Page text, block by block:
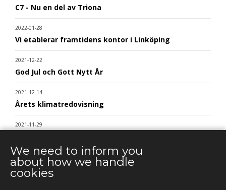
C7 - Nu en del av Triona
2022-01-28
Vi etablerar framtidens kontor i Linköping
2021-12-22
God Jul och Gott Nytt År
2021-12-14
Årets klimatredovisning
2021-11-29
2021-11-12
Triona förvärvar C7 av Fujitsu
We need to inform you
about how we handle
cookies